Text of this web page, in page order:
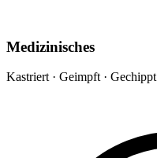
Medizinisches
Kastriert · Geimpft · Gechippt